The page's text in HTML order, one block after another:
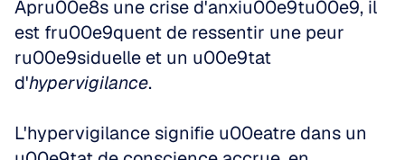
Apru00e8s une crise d'anxiu00e9tu00e9, il
est fru00e9quent de ressentir une peur
ru00e9siduelle et un u00e9tat
d'hypervigilance.
L'hypervigilance signifie u00eatre dans un